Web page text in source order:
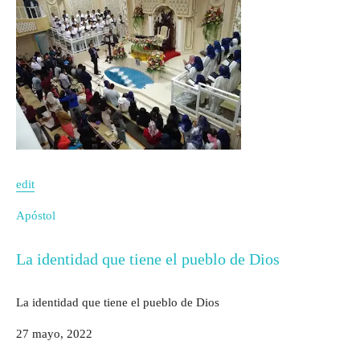
edit
Apóstol
La identidad que tiene el pueblo de Dios
La identidad que tiene el pueblo de Dios
27 mayo, 2022